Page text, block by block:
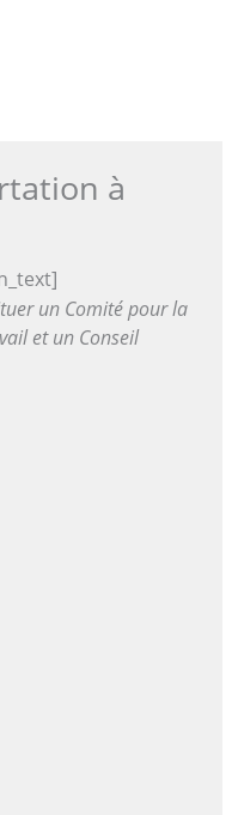
à
un Comité pour la
et un Conseil